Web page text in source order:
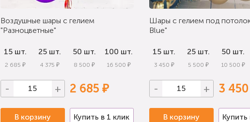
Воздушные шары с гелием
"Разноцветные"
15 шт.
2 685 ₽
25 шт.
4 375 ₽
50 шт.
8 500 ₽
100 шт.
16 500 ₽
- + 2 685 ₽
В корзину Купить в 1 клик
Шары с гелием под
Blue"
15 шт.
3 450 ₽
25 шт.
5 500 ₽
50 шт.
10 500 ₽
- + 3
В корзину Купить